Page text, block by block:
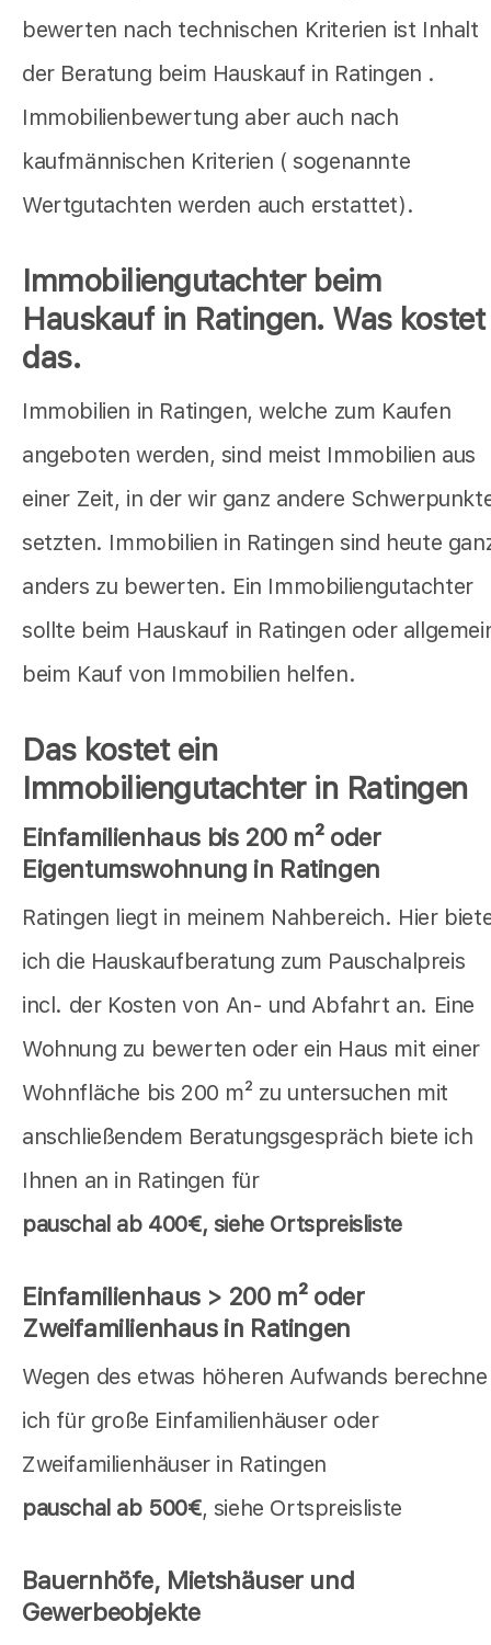
bewerten nach technischen Kriterien ist Inhalt
der Beratung beim Hauskauf in Ratingen .
Immobilienbewertung aber auch nach
kaufmännischen Kriterien ( sogenannte
Wertgutachten werden auch erstattet).
Immobiliengutachter beim
Hauskauf in Ratingen. Was kostet
das.
Immobilien in Ratingen, welche zum Kaufen
angeboten werden, sind meist Immobilien aus
einer Zeit, in der wir ganz andere
setzten. Immobilien in Ratingen sind heute
anders zu bewerten. Ein Immobiliengutachter
sollte beim Hauskauf in Ratingen oder
beim Kauf von Immobilien helfen.
Das kostet ein
Immobiliengutachter in Ratingen
Einfamilienhaus bis 200 m² oder
Eigentumswohnung in Ratingen
Ratingen liegt in meinem Nahbereich. Hier
ich die Hauskaufberatung zum Pauschalpreis
incl. der Kosten von An- und Abfahrt an. Eine
Wohnung zu bewerten oder ein Haus mit einer
Wohnfläche bis 200 m² zu untersuchen mit
anschließendem Beratungsgespräch biete ich
Ihnen an in Ratingen für
pauschal ab 400€, siehe Ortspreisliste
Einfamilienhaus > 200 m² oder
Zweifamilienhaus in Ratingen
Wegen des etwas höheren Aufwands berechne
ich für große Einfamilienhäuser oder
Zweifamilienhäuser in Ratingen
pauschal ab 500€, siehe Ortspreisliste
Bauernhöfe, Mietshäuser und
Gewerbeobjekte